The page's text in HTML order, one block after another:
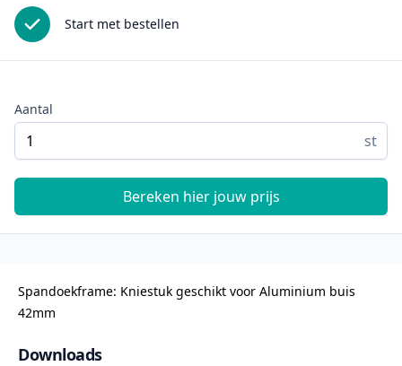
Start met bestellen
Aantal
st
Bereken hier jouw prijs
Spandoekframe: Kniestuk geschikt voor Aluminium buis
42mm
Downloads